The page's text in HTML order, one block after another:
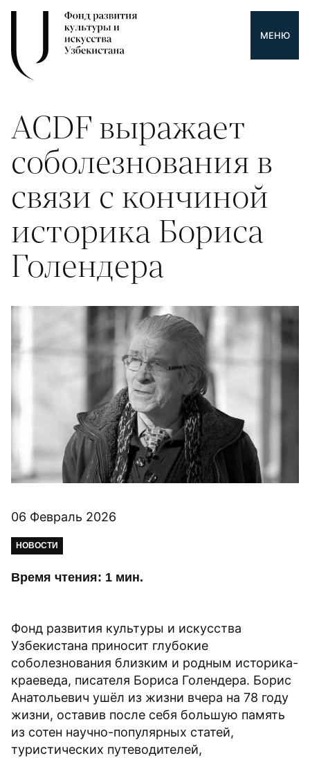
МЕНЮ
ACDF выражает
соболезнования в
связи с кончиной
историка Бориса
Голендера
06 Февраль 2026
НОВОСТИ
Время чтения: 1 мин.
Фонд развития культуры и искусства
Узбекистана приносит глубокие
соболезнования близким и родным историка-
краеведа, писателя Бориса Голендера. Борис
Анатольевич ушёл из жизни вчера на 78 году
жизни, оставив после себя большую память
из сотен научно-популярных статей,
туристических путеводителей,